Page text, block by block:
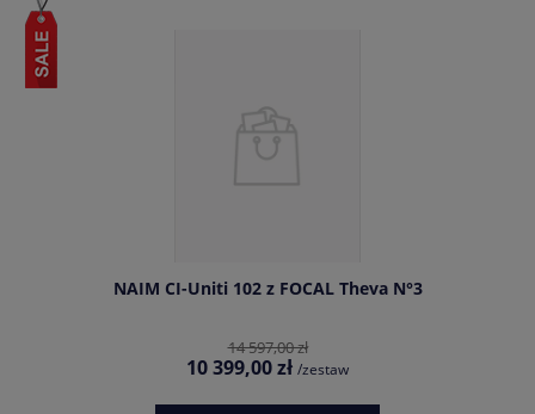
NAIM CI-Uniti 102 z FOCAL Theva N°3
14 597,00 zł
10 399,00 zł /zestaw